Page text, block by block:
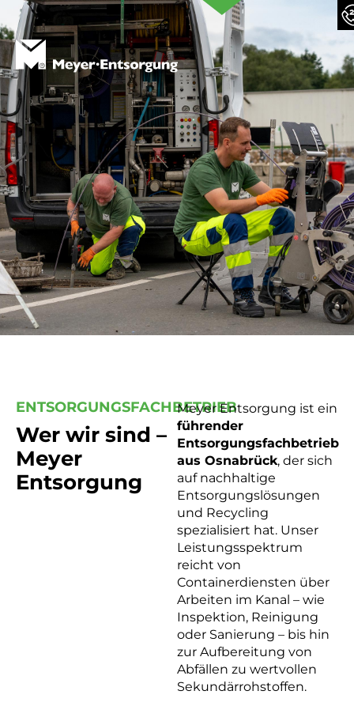
ENTSORGUNGSFACHBETRIEB
Wer wir sind –
Meyer
Entsorgung
Meyer Entsorgung ist ein
führender
Entsorgungsfachbetrieb
aus Osnabrück, der sich
auf nachhaltige
Entsorgungslösungen
und Recycling
spezialisiert hat. Unser
Leistungsspektrum
reicht von
Containerdiensten über
Arbeiten im Kanal – wie
Inspektion, Reinigung
oder Sanierung – bis hin
zur Aufbereitung von
Abfällen zu wertvollen
Sekundärrohstoffen.